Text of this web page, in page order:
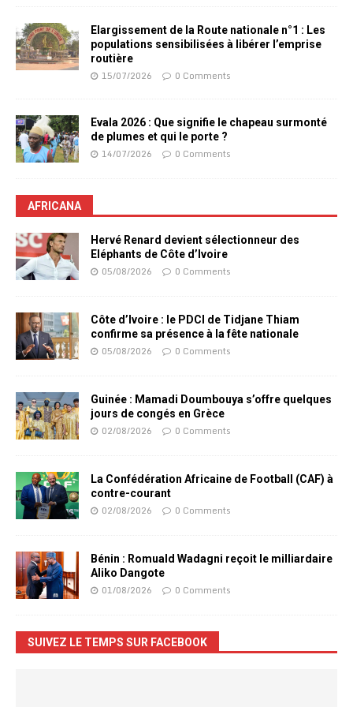
Elargissement de la Route nationale n°1 : Les
populations sensibilisées à libérer l’emprise
routière
15/07/2026 0 Comments
Evala 2026 : Que signifie le chapeau surmonté
de plumes et qui le porte ?
14/07/2026 0 Comments
AFRICANA
Hervé Renard devient sélectionneur des
Eléphants de Côte d’Ivoire
05/08/2026 0 Comments
Côte d’Ivoire : le PDCI de Tidjane Thiam
confirme sa présence à la fête nationale
05/08/2026 0 Comments
Guinée : Mamadi Doumbouya s’offre quelques
jours de congés en Grèce
02/08/2026 0 Comments
La Confédération Africaine de Football (CAF) à
contre-courant
02/08/2026 0 Comments
Bénin : Romuald Wadagni reçoit le milliardaire
Aliko Dangote
01/08/2026 0 Comments
SUIVEZ LE TEMPS SUR FACEBOOK